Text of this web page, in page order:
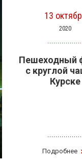
13
2020
Пешеходный
с круглой
Курске
Подробнее